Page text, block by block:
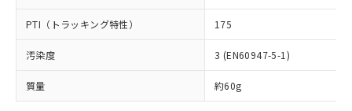
PTI（トラッキング特性） 175
汚染度 3 (EN60947-5-1)
質量 約60g
事前の承諾なく第三者に漏洩または開
示しないようお願いします。
マイパーツ機能（部品リスト作成サー
ビス）をご利用いただくには、I-Web
メンバーズにご登録されている必要が
あります。
部品在庫の切り替え状況などにより、予定
月が前後することがあります。
「ｅ」：有害物質（10物質）のすべてが基
準値以下であることを示します。
「10」：通常の使用状況下において有害物
質が外部に漏えいし、環境に深刻な影響を
及ぼさない年数を意味します。
「－」：未確認です。当社販売部門へお問
場合は、上記1、2および3の内容を当
該第三者に通知します。また当社は、
販売先および販売に係わる関係者が違
法に輸出するおそれがある場合は、取
り引きをいたしません。
認ください)
受注生産機種、また在庫状況の
情報を公開していない機種